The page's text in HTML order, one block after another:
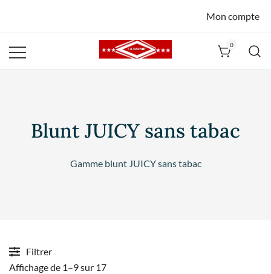
Mon compte
0
Blunt JUICY sans tabac
Gamme blunt JUICY sans tabac
Filtrer
Affichage de 1–9 sur 17